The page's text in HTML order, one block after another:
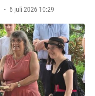
Posted
6 juli 2026 10:29